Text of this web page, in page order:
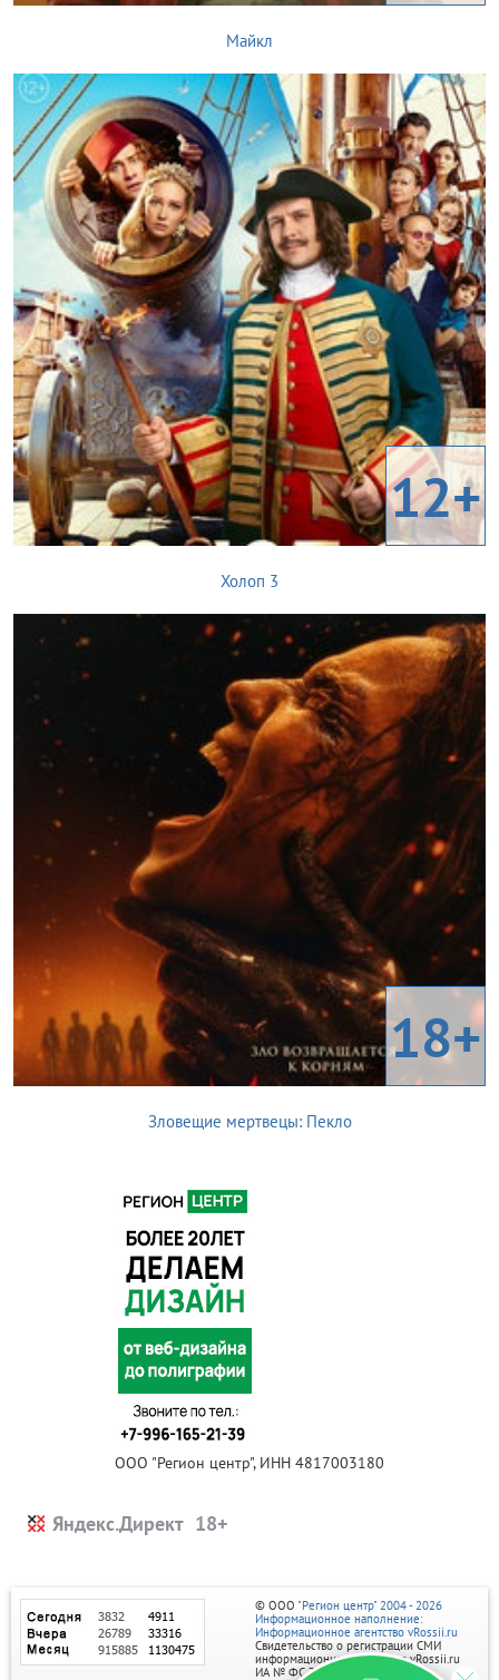
Майкл
12+
Холоп 3
18+
Зловещие мертвецы: Пекло
ООО "Регион центр", ИНН 4817003180
Яндекс.Директ
© ООО "Регион центр" 2004 - 2026
Информационное наполнение:
Информационное агентство vRossii.ru
Свидетельство о регистрации СМИ
информационного агентства vRossii.ru
ИА № ФС 77‑35502